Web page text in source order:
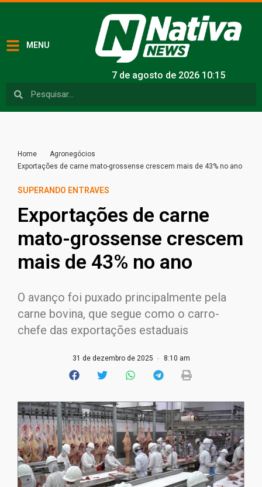
MENU
7 de agosto de 2026 10:15
Home
Agronegócios
Exportações de carne mato-grossense crescem mais de 43% no ano
SUPERANDO ENTRAVES
Exportações de carne
mato-grossense crescem
mais de 43% no ano
O avanço foi puxado principalmente pela
carne bovina, que segue como o carro-
chefe das exportações estaduais
31 de dezembro de 2025 8:10 am